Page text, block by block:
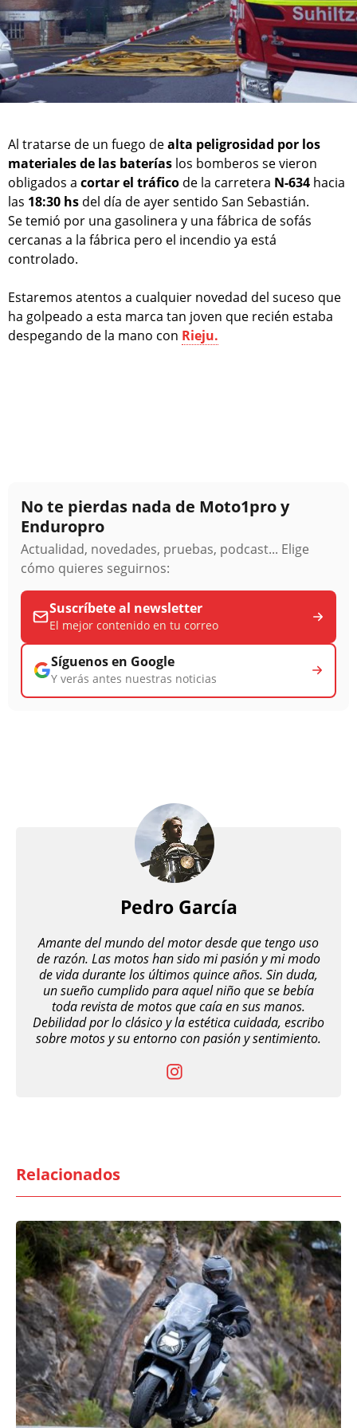
Al tratarse de un fuego dealta peligrosidad por los
materiales de las baterías los bomberos se vieron
obligados a cortar el tráfico de la carretera N-634 hacia
las 18:30 hs del día de ayer sentido San Sebastián.
Se temió por una gasolinera y una fábrica de sofás
cercanas a la fábrica pero el incendio ya está
controlado.
Estaremos atentos a cualquier novedad del suceso que
ha golpeado a esta marca tan joven que recién estaba
despegando de la mano con Rieju.
No te pierdas nada de Moto1pro y
Enduropro
Actualidad, novedades, pruebas, podcast... Elige
cómo quieres seguirnos:
Suscríbete al newsletter
El mejor contenido en tu correo
Síguenos en Google
Y verás antes nuestras noticias
Pedro García
Amante del mundo del motor desde que tengo uso
de razón. Las motos han sido mi pasión y mi modo
de vida durante los últimos quince años. Sin duda,
un sueño cumplido para aquel niño que se bebía
toda revista de motos que caía en sus manos.
Debilidad por lo clásico y la estética cuidada, escribo
sobre motos y su entorno con pasión y sentimiento.
Relacionados